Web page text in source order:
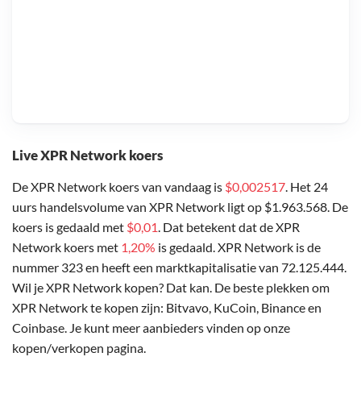
Live XPR Network koers
De XPR Network koers van vandaag is $0,002517. Het 24
uurs handelsvolume van XPR Network ligt op $1.963.568. De
koers is gedaald met $0,01. Dat betekent dat de XPR
Network koers met 1,20% is gedaald. XPR Network is de
nummer 323 en heeft een marktkapitalisatie van 72.125.444.
Wil je XPR Network kopen? Dat kan. De beste plekken om
XPR Network te kopen zijn: Bitvavo, KuCoin, Binance en
Coinbase. Je kunt meer aanbieders vinden op onze
kopen/verkopen pagina.